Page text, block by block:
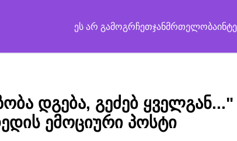
ეს არ გამოგრჩეთჯანმრთელობა
დგება, გეძებ ყველგან..."
ემოციური პოსტი